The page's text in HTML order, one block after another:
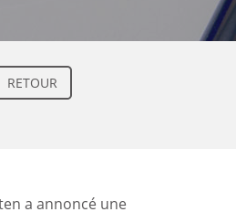
RETOUR
a annoncé une